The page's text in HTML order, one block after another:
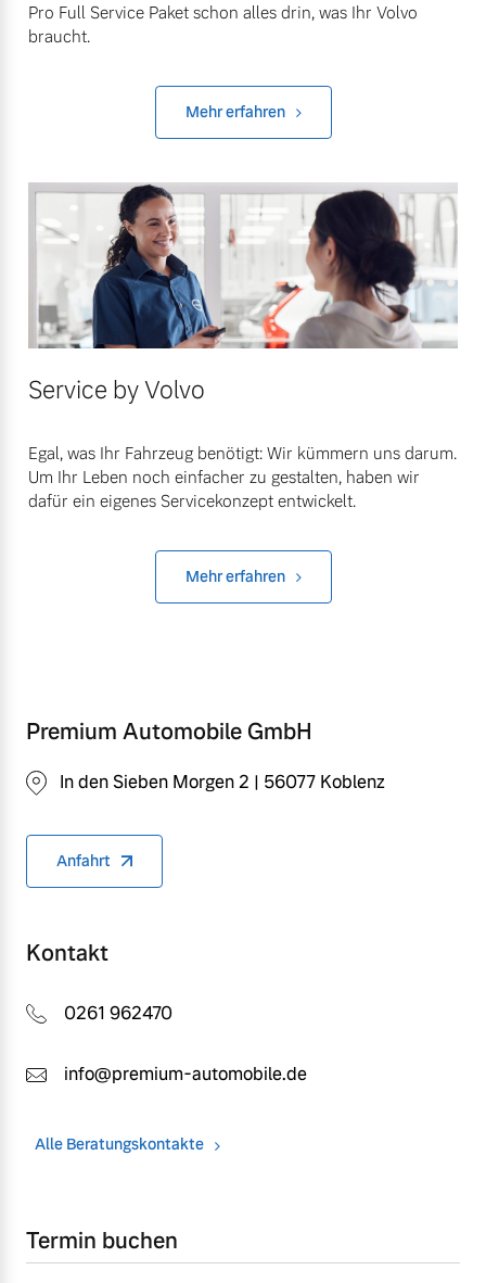
Pro Full Service Paket schon alles drin, was Ihr Volvo
braucht.
Mehr erfahren
Service by Volvo
Egal, was Ihr Fahrzeug benötigt: Wir kümmern uns darum.
Um Ihr Leben noch einfacher zu gestalten, haben wir
dafür ein eigenes Servicekonzept entwickelt.
Mehr erfahren
Premium Automobile GmbH
In den Sieben Morgen 2 | 56077 Koblenz
Anfahrt
Kontakt
0261 962470
info@premium-automobile.de
Alle Beratungskontakte
Termin buchen